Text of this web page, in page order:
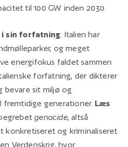
til 100 GW inden 2030.
sin forfatning: Italien har
og meget
energifokus faldet sammen
forfatning, der dikterer
bevare sit miljø og
generationer. Læs
genocide, altså
konkretiseret og kriminaliseret
Verdenskrig, hvor